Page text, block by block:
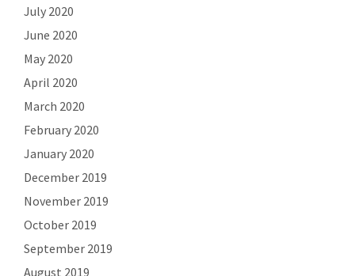
July 2020
June 2020
May 2020
April 2020
March 2020
February 2020
January 2020
December 2019
November 2019
October 2019
September 2019
August 2019